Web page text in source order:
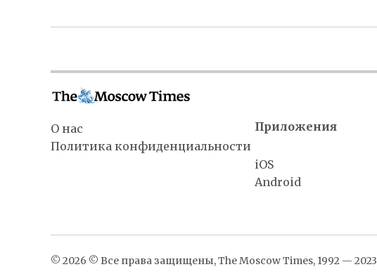
О нас
Политика конфиденциальности
Приложения
iOS
Android
© 2026 © Все права защищены, The Moscow Times, 1992 — 2023